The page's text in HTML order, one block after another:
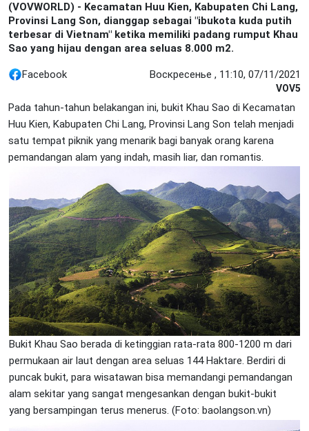
(VOVWORLD) - Kecamatan Huu Kien, Kabupaten Chi Lang,
Provinsi Lang Son, dianggap sebagai "ibukota kuda putih
terbesar di Vietnam" ketika memiliki padang rumput Khau
Sao yang hijau dengan area seluas 8.000 m2.
Facebook Воскресенье , 11:10, 07/11/2021
VOV5
Pada tahun-tahun belakangan ini, bukit Khau Sao di Kecamatan
Huu Kien, Kabupaten Chi Lang, Provinsi Lang Son telah menjadi
satu tempat piknik yang menarik bagi banyak orang karena
pemandangan alam yang indah, masih liar, dan romantis.
Bukit Khau Sao berada di ketinggian rata-rata 800-1200 m dari
permukaan air laut dengan area seluas 144 Haktare. Berdiri di
puncak bukit, para wisatawan bisa memandangi pemandangan
alam sekitar yang sangat mengesankan dengan bukit-bukit
yang bersampingan terus menerus. (Foto: baolangson.vn)